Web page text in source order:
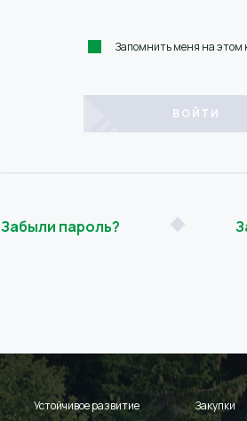
Запомнить меня на этом
Забыли пароль?
Устойчивое развитие Закупки